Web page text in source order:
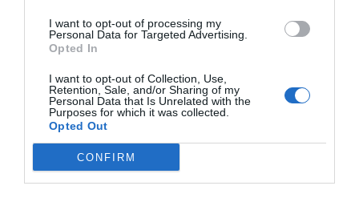
I want to opt-out of processing my
Personal Data for Targeted Advertising.
Opted In
I want to opt-out of Collection, Use,
Retention, Sale, and/or Sharing of my
Personal Data that Is Unrelated with the
Purposes for which it was collected.
Opted Out
CONFIRM
zero, egală cu toată lumea, poți
obține alte rezultate!”
FRANCO BARESI / Fotbalistul
care ne-a învățat cel mai frumos
cuvânt din fotbal: Libero
acum O săptămână